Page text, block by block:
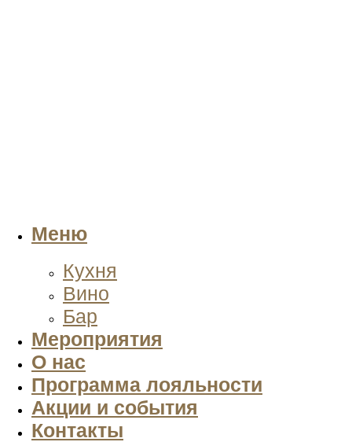
Меню
Кухня
Вино
Бар
Мероприятия
О нас
Программа лояльности
Акции и события
Контакты